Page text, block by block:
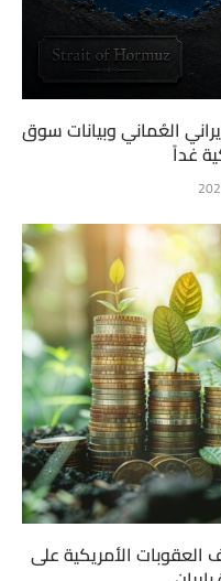
العُماني وبيانات سوق
غداً
الأمريكية على